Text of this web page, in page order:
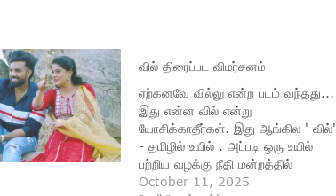
வில் திரைப்பட விமர்சனம்
ஏற்கனவே வில்லு என்ற படம் வந்தது...
இது என்ன வில் என்று
யோசிக்காதீர்கள். இது ஆங்கில ' வில்'
- தமிழில் உயில் . அப்படி ஒரு உயில்
பற்றிய வழக்கு நீதி மன்றத்தில்
விசாரணைக்கு வருகிறது. அதன்படி
October 11, 2025